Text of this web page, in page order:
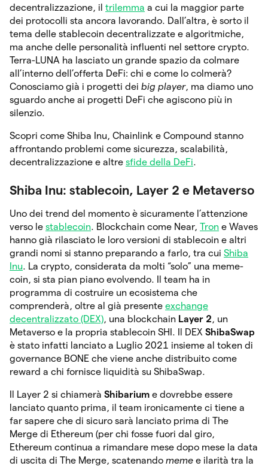
decentralizzazione, il trilemma a cui la maggior parte
dei protocolli sta ancora lavorando. Dall’altra, è sorto il
tema delle stablecoin decentralizzate e algoritmiche,
ma anche delle personalità influenti nel settore crypto.
Terra-LUNA ha lasciato un grande spazio da colmare
all’interno dell’offerta DeFi: chi e come lo colmerà?
Conosciamo già i progetti dei big player, ma diamo uno
sguardo anche ai progetti DeFi che agiscono più in
silenzio.
Scopri come Shiba Inu, Chainlink e Compound stanno
affrontando problemi come sicurezza, scalabilità,
decentralizzazione e altre sfide della DeFi.
Shiba Inu: stablecoin, Layer 2 e Metaverso
Uno dei trend del momento è sicuramente l’attenzione
verso le stablecoin. Blockchain come Near, Tron e Waves
hanno già rilasciato le loro versioni di stablecoin e altri
grandi nomi si stanno preparando a farlo, tra cui Shiba
Inu. La crypto, considerata da molti “solo” una meme-
coin, si sta pian piano evolvendo. Il team ha in
programma di costruire un ecosistema che
comprenderà, oltre al già presente exchange
decentralizzato (DEX), una blockchain Layer 2, un
Metaverso e la propria stablecoin SHI. Il DEX ShibaSwap
è stato infatti lanciato a Luglio 2021 insieme al token di
governance BONE che viene anche distribuito come
reward a chi fornisce liquidità su ShibaSwap.
Il Layer 2 si chiamerà Shibarium e dovrebbe essere
lanciato quanto prima, il team ironicamente ci tiene a
far sapere che di sicuro sarà lanciato prima di The
Merge di Ethereum (per chi fosse fuori dal giro,
Ethereum continua a rimandare mese dopo mese la data
di uscita di The Merge, scatenando meme e ilarità tra la